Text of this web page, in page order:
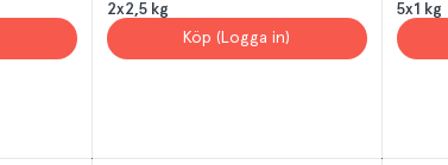
2x2,5 kg
Köp (Logga in)
5x1 kg